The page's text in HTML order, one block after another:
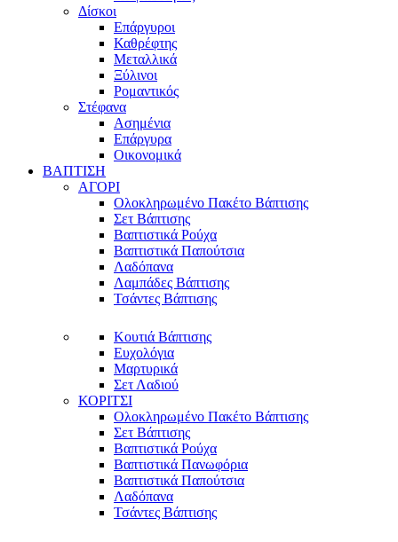
Δίσκοι
Επάργυροι
Καθρέφτης
Μεταλλικά
Ξύλινοι
Ρομαντικός
Στέφανα
Ασημένια
Επάργυρα
Οικονομικά
ΒΑΠΤΙΣΗ
ΑΓΟΡΙ
Ολοκληρωμένο Πακέτο Βάπτισης
Σετ Βάπτισης
Βαπτιστικά Ρούχα
Βαπτιστικά Παπούτσια
Λαδόπανα
Λαμπάδες Βάπτισης
Τσάντες Βάπτισης
Κουτιά Βάπτισης
Ευχολόγια
Μαρτυρικά
Σετ Λαδιού
ΚΟΡΙΤΣΙ
Ολοκληρωμένο Πακέτο Βάπτισης
Σετ Βάπτισης
Βαπτιστικά Ρούχα
Βαπτιστικά Πανωφόρια
Βαπτιστικά Παπούτσια
Λαδόπανα
Τσάντες Βάπτισης